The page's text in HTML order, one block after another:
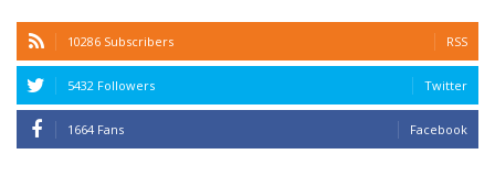
10286 Subscribers RSS
5432 Followers Twitter
1664 Fans Facebook